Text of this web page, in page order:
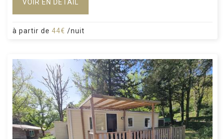
VOIR EN DÉTAIL
à partir de 44€ /nuit